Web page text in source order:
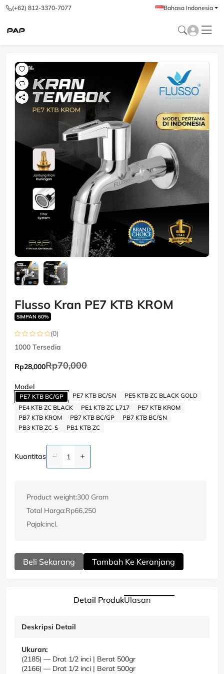
(+62) 812-3370-7077 Bahasa Indonesia
-60%
Flusso Kran PE7 KTB KROM
SIMPAN 60%
(0)
1000 Tersedia
Rp28,000Rp70,000
Model
PE7 KTB BC/GP PE7 KTB BC/SN
PE5 KTB ZC BLACK GOLD
PE4 KTB ZC BLACK
PE1 KTB ZC L717
PE7 KTB KROM
PB7 KTB KROM
PB7 KTB BC/GP
PB7 KTB BC/SN
PB3 KTB ZC-S
PB1 KTB ZC
Kuantitas
Product weight:300 Gram
Total Harga:Rp66,250
Pajak:incl.
Beli Sekarang Tambah Ke Keranjang
Detail ProdukUlasan
Deskripsi Detail
Ukuran:
(2185) — Drat 1/2 inci | Berat 500gr
(2166) — Drat 1/2 inci | Berat 500gr